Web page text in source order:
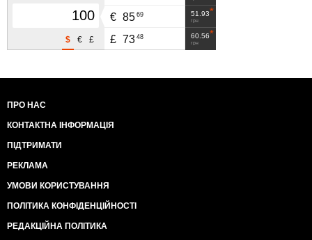
£
€
$
51.93
грн
€ 85 69
60.56
грн
£ 73 48
ПРО НАС
КОНТАКТНА ІНФОРМАЦІЯ
ПІДТРИМАТИ
РЕКЛАМА
УМОВИ КОРИСТУВАННЯ
ПОЛІТИКА КОНФІДЕНЦІЙНОСТІ
РЕДАКЦІЙНА ПОЛІТИКА